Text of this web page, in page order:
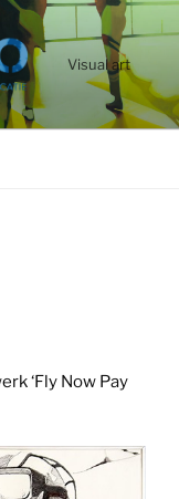
Visual art
‘Fly Now Pay